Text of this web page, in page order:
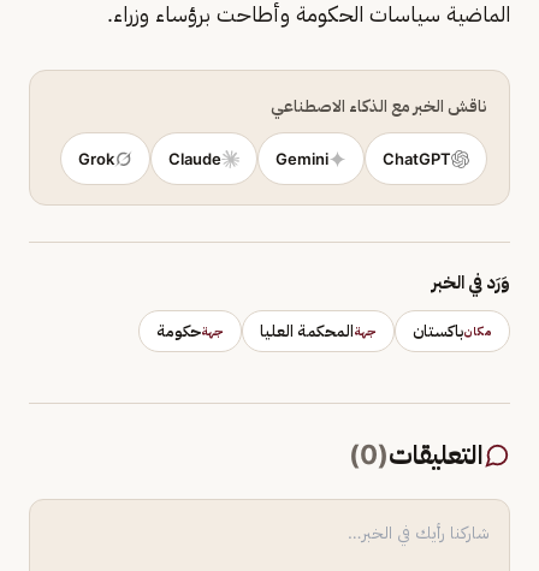
الماضية سياسات الحكومة وأطاحت برؤساء وزراء.
ناقش الخبر مع الذكاء الاصطناعي
ChatGPT
Gemini
Claude
Grok
وَرَد في الخبر
مكانباكستان جهةالمحكمة العليا جهةحكومة
التعليقات(
0
)